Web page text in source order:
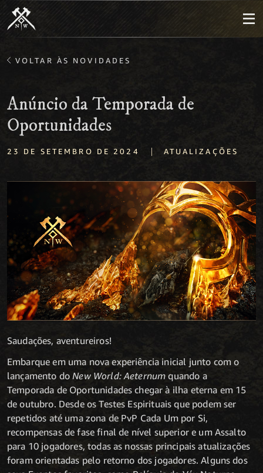
VOLTAR ÀS NOVIDADES
Anúncio da Temporada de
Oportunidades
23 DE SETEMBRO DE 2024 | ATUALIZAÇÕES
Saudações, aventureiros!
Embarque em uma nova experiência inicial junto com o
lançamento doNew World: Aeternum quando a
Temporada de Oportunidades chegar à ilha eterna em 15
de outubro. Desde os Testes Espirituais que podem ser
repetidos até uma zona de PvP Cada Um por Si,
recompensas de fase final de nível superior e um Assalto
para 10 jogadores, todas as nossas principais atualizações
foram orientadas pelo retorno dos jogadores. Alguns dos